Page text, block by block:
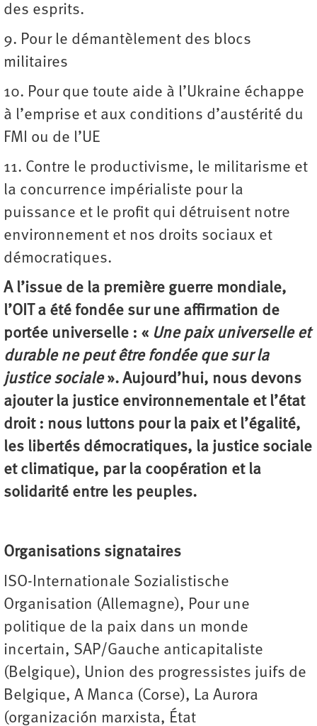
des esprits.
9. Pour le démantèlement des blocs
militaires
10. Pour que toute aide à l’Ukraine échappe
à l’emprise et aux conditions d’austérité du
FMI ou de l’UE
11. Contre le productivisme, le militarisme et
la concurrence impérialiste pour la
puissance et le profit qui détruisent notre
environnement et nos droits sociaux et
démocratiques.
A l’issue de la première guerre mondiale,
l’OIT a été fondée sur une affirmation de
portée universelle : « Une paix universelle et
durable ne peut être fondée que sur la
justice sociale». Aujourd’hui, nous devons
ajouter la justice environnementale et l’état
droit : nous luttons pour la paix et l’égalité,
les libertés démocratiques, la justice sociale
et climatique, par la coopération et la
solidarité entre les peuples.
Organisations signataires
ISO-Internationale Sozialistische
Organisation (Allemagne), Pour une
politique de la paix dans un monde
incertain, SAP/Gauche anticapitaliste
(Belgique), Union des progressistes juifs de
Belgique, A Manca (Corse), La Aurora
(organización marxista, État